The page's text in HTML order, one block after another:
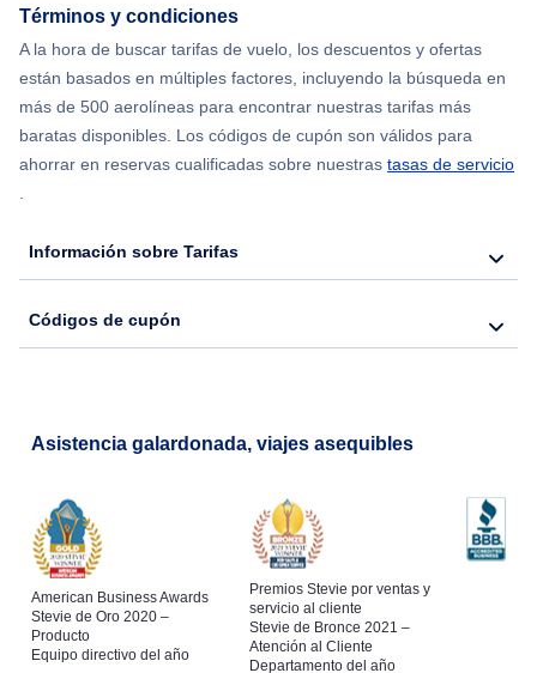
Términos y condiciones
A la hora de buscar tarifas de vuelo, los descuentos y ofertas
están basados en múltiples factores, incluyendo la búsqueda en
más de 500 aerolíneas para encontrar nuestras tarifas más
baratas disponibles. Los códigos de cupón son válidos para
ahorrar en reservas cualificadas sobre nuestras tasas de servicio
.
Información sobre Tarifas
Códigos de cupón
Asistencia galardonada, viajes asequibles
American Business Awards
Stevie de Oro 2020 –
Producto
Equipo directivo del año
Premios Stevie por ventas y
servicio al cliente
Stevie de Bronce 2021 –
Atención al Cliente
Departamento del año